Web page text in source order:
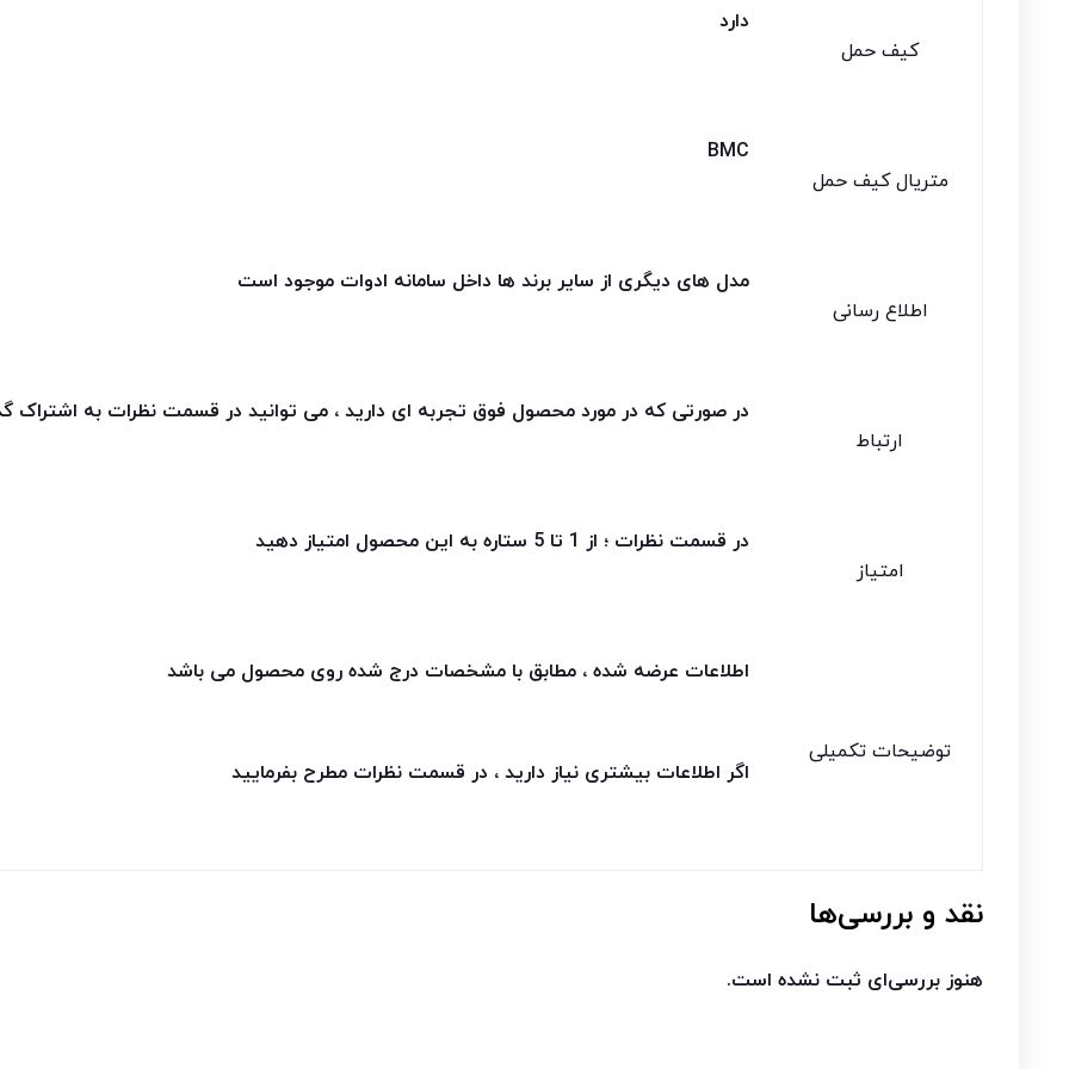
کیف حمل
دارد
متریال کیف حمل
BMC
اطلاع رسانی
مدل های دیگری از سایر برند ها داخل سامانه ادوات موجود است
ارتباط
در صورتی که در مورد محصول فوق تجربه ای دارید ، می توانید در قسمت نظرات به اشتراک
امتیاز
در قسمت نظرات ؛ از 1 تا 5 ستاره به این محصول امتیاز دهید
توضیحات تکمیلی
اطلاعات عرضه شده ، مطابق با مشخصات درج شده روی محصول می باشد
اگر اطلاعات بیشتری نیاز دارید ، در قسمت نظرات مطرح بفرمایید
نقد و بررسی‌ها
هنوز بررسی‌ای ثبت نشده است.